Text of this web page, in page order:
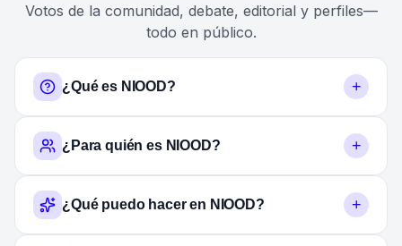
Votos de la comunidad, debate, editorial y perfiles—
todo en público.
¿Qué es NIOOD? +
¿Para quién es NIOOD? +
¿Qué puedo hacer en NIOOD? +